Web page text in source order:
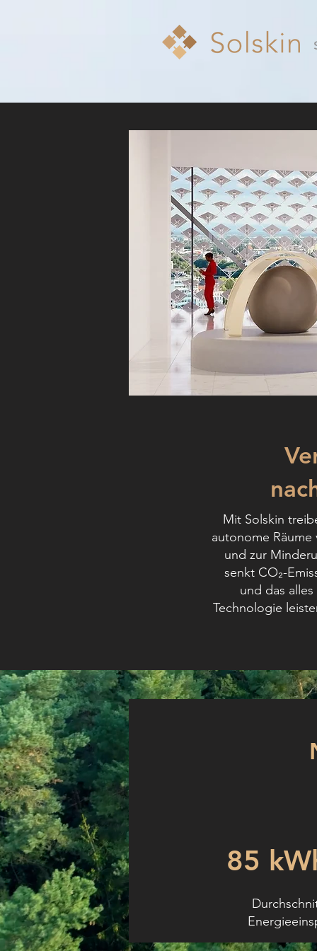
Mit Solskin
autonome
und zur
senkt CO₂-
und das
Technologie
85